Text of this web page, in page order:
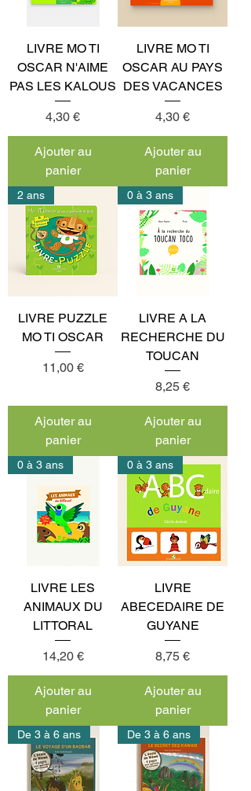
LIVRE MO TI
OSCAR N'AIME
PAS LES KALOUS
Prix
4,30 €
Ajouter au
panier
LIVRE MO TI
OSCAR AU PAYS
DES VACANCES
Prix
4,30 €
Ajouter au
panier
2 ans
LIVRE PUZZLE
MO TI OSCAR
Prix
11,00 €
Ajouter au
panier
0 à 3 ans
LIVRE A LA
RECHERCHE DU
TOUCAN
Prix
8,25 €
Ajouter au
panier
0 à 3 ans
LIVRE LES
ANIMAUX DU
LITTORAL
Prix
14,20 €
Ajouter au
panier
0 à 3 ans
LIVRE
ABECEDAIRE DE
GUYANE
Prix
8,75 €
Ajouter au
panier
De 3 à 6 ans De 3 à 6 ans